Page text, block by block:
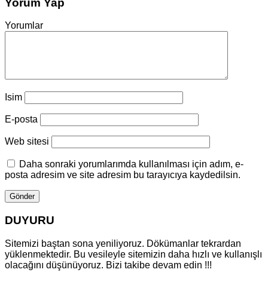
Yorumlar
Isim
E-posta
Web sitesi
Daha sonraki yorumlarımda kullanılması için adım, e-
posta adresim ve site adresim bu tarayıcıya kaydedilsin.
DUYURU
Sitemizi baştan sona yeniliyoruz. Dökümanlar tekrardan
yüklenmektedir. Bu vesileyle sitemizin daha hızlı ve kullanışlı
olacağını düşünüyoruz. Bizi takibe devam edin !!!